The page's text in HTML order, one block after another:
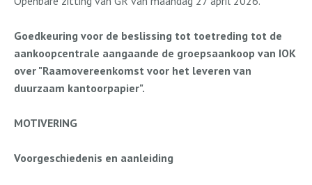
Goedkeuring voor de beslissing tot toetreding tot de
aankoopcentrale aangaande de groepsaankoop van IOK
over "Raamovereenkomst voor het leveren van
duurzaam kantoorpapier".
MOTIVERING
Voorgeschiedenis en aanleiding